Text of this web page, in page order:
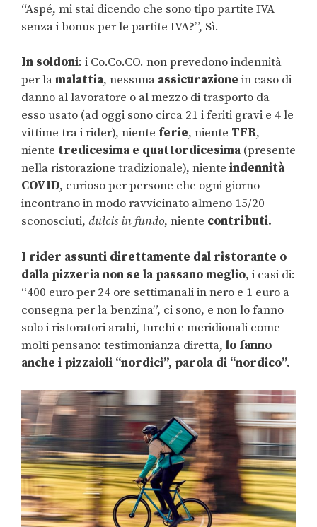
“Aspé, mi stai dicendo che sono tipo partite IVA
senza i bonus per le partite IVA?”, Sì.
In soldoni: i Co.Co.CO. non prevedono indennità
per lamalattia, nessuna assicurazione in caso di
danno al lavoratore o al mezzo di trasporto da
esso usato (ad oggi sono circa 21 i feriti gravi e 4 le
vittime tra i rider), niente ferie, niente TFR,
niente tredicesima e quattordicesima (presente
nella ristorazione tradizionale), niente indennità
COVID, curioso per persone che ogni giorno
incontrano in modo ravvicinato almeno 15/20
sconosciuti, dulcis in fundo, niente contributi.
I rider assunti direttamente dal ristorante o
dalla pizzeria non se la passano meglio, i casi di:
“400 euro per 24 ore settimanali in nero e 1 euro a
consegna per la benzina”, ci sono, e non lo fanno
solo i ristoratori arabi, turchi e meridionali come
molti pensano: testimonianza diretta, lo fanno
anche i pizzaioli “nordici”, parola di “nordico”.